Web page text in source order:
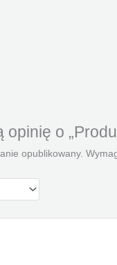
o
opublikowany.